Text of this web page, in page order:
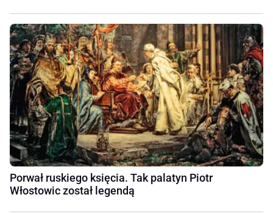
Porwał ruskiego księcia. Tak palatyn Piotr
Włostowic został legendą